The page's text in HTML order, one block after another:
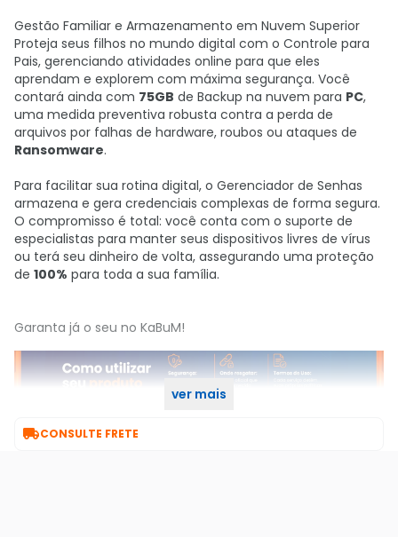
Gestão Familiar e Armazenamento em Nuvem Superior
Proteja seus filhos no mundo digital com o Controle para
Pais, gerenciando atividades online para que eles
aprendam e explorem com máxima segurança. Você
contará ainda com 75GB de Backup na nuvem para PC,
uma medida preventiva robusta contra a perda de
arquivos por falhas de hardware, roubos ou ataques de
Ransomware.
Para facilitar sua rotina digital, o Gerenciador de Senhas
armazena e gera credenciais complexas de forma segura.
O compromisso é total: você conta com o suporte de
especialistas para manter seus dispositivos livres de vírus
ou terá seu dinheiro de volta, assegurando uma proteção
de 100% para toda a sua família.
Garanta já o seu no KaBuM!
ver mais
CONSULTE FRETE